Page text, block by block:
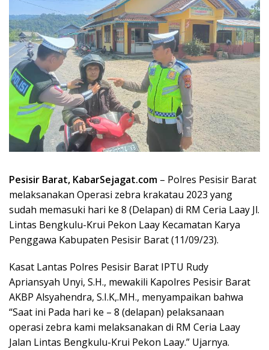
Pesisir Barat, KabarSejagat.com – Polres Pesisir Barat
melaksanakan Operasi zebra krakatau 2023 yang
sudah memasuki hari ke 8 (Delapan) di RM Ceria Laay Jl.
Lintas Bengkulu-Krui Pekon Laay Kecamatan Karya
Penggawa Kabupaten Pesisir Barat (11/09/23).
Kasat Lantas Polres Pesisir Barat IPTU Rudy
Apriansyah Unyi, S.H., mewakili Kapolres Pesisir Barat
AKBP Alsyahendra, S.I.K,.MH., menyampaikan bahwa
“Saat ini Pada hari ke – 8 (delapan) pelaksanaan
operasi zebra kami melaksanakan di RM Ceria Laay
Jalan Lintas Bengkulu-Krui Pekon Laay.” Ujarnya.